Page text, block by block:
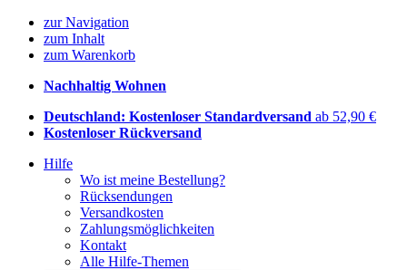
zur Navigation
zum Inhalt
zum Warenkorb
Nachhaltig Wohnen
Deutschland: Kostenloser Standardversand ab 52,90 €
Kostenloser Rückversand
Hilfe
Wo ist meine Bestellung?
Rücksendungen
Versandkosten
Zahlungsmöglichkeiten
Kontakt
Alle Hilfe-Themen